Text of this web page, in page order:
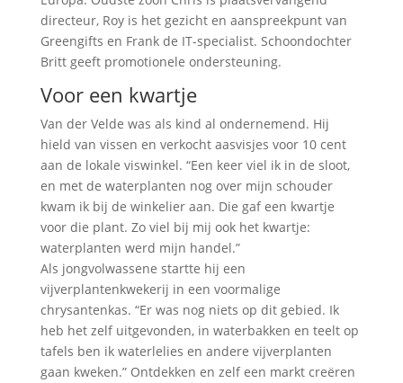
directeur, Roy is het gezicht en aanspreekpunt van
Greengifts en Frank de IT-specialist. Schoondochter
Britt geeft promotionele ondersteuning.
Voor een kwartje
Van der Velde was als kind al ondernemend. Hij
hield van vissen en verkocht aasvisjes voor 10 cent
aan de lokale viswinkel. “Een keer viel ik in de sloot,
en met de waterplanten nog over mijn schouder
kwam ik bij de winkelier aan. Die gaf een kwartje
voor die plant. Zo viel bij mij ook het kwartje:
waterplanten werd mijn handel.”
Als jongvolwassene startte hij een
vijverplantenkwekerij in een voormalige
chrysantenkas. “Er was nog niets op dit gebied. Ik
heb het zelf uitgevonden, in waterbakken en teelt op
tafels ben ik waterlelies en andere vijverplanten
gaan kweken.” Ontdekken en zelf een markt creëren